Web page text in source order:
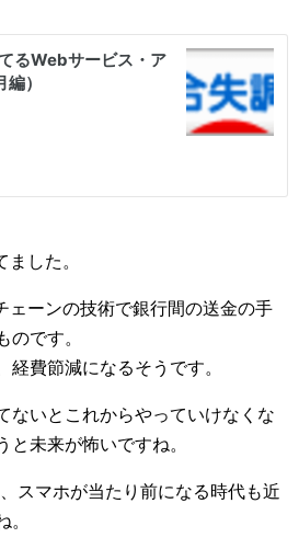
ました。
ェーンの技術で銀行間の送金の手
のです。
経費節減になるそうです。
ないとこれからやっていけなくな
と未来が怖いですね。
スマホが当たり前になる時代も近
。